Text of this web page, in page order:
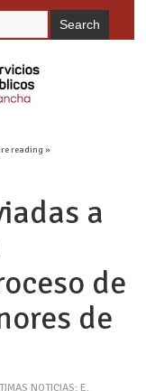
reading »
a
de
de
NOTICIAS: E.